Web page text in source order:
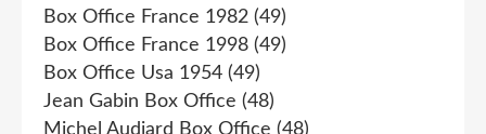
Box Office France 1982 (49)
Box Office France 1998 (49)
Box Office Usa 1954 (49)
Jean Gabin Box Office (48)
Michel Audiard Box Office (48)